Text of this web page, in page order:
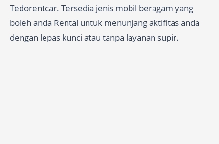
Tedorentcar. Tersedia jenis mobil beragam yang
boleh anda Rental untuk menunjang aktifitas anda
dengan lepas kunci atau tanpa layanan supir.